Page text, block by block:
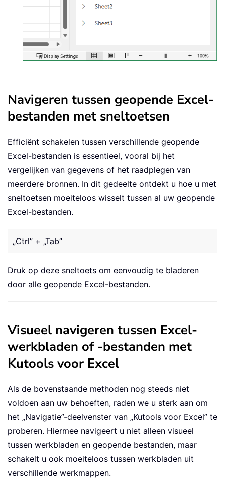
Navigeren tussen geopende Excel-
bestanden met sneltoetsen
Efficiënt schakelen tussen verschillende geopende
Excel-bestanden is essentieel, vooral bij het
vergelijken van gegevens of het raadplegen van
meerdere bronnen. In dit gedeelte ontdekt u hoe u met
sneltoetsen moeiteloos wisselt tussen al uw geopende
Excel-bestanden.
„Ctrl” + „Tab”
Druk op deze sneltoets om eenvoudig te bladeren
door alle geopende Excel-bestanden.
Visueel navigeren tussen Excel-
werkbladen of -bestanden met
Kutools voor Excel
Als de bovenstaande methoden nog steeds niet
voldoen aan uw behoeften, raden we u sterk aan om
het „Navigatie”-deelvenster van „Kutools voor Excel” te
proberen. Hiermee navigeert u niet alleen visueel
tussen werkbladen en geopende bestanden, maar
schakelt u ook moeiteloos tussen werkbladen uit
verschillende werkmappen.